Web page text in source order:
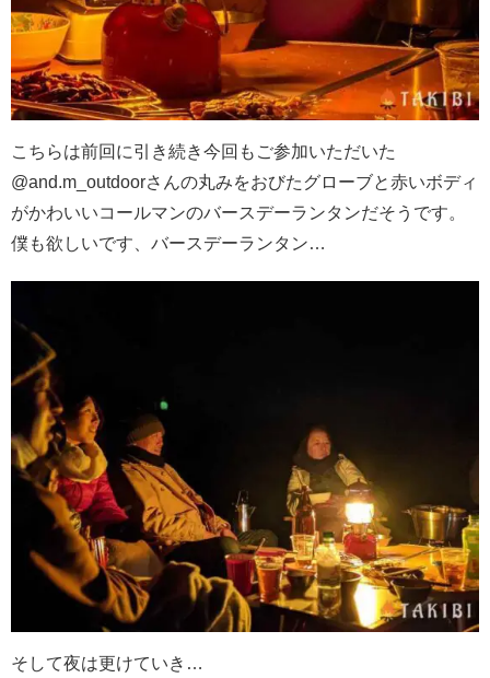
こちらは前回に引き続き今回もご参加いただいた
@and.m_outdoorさんの丸みをおびたグローブと赤いボディ
がかわいいコールマンのバースデーランタンだそうです。
僕も欲しいです、バースデーランタン…
そして夜は更けていき…